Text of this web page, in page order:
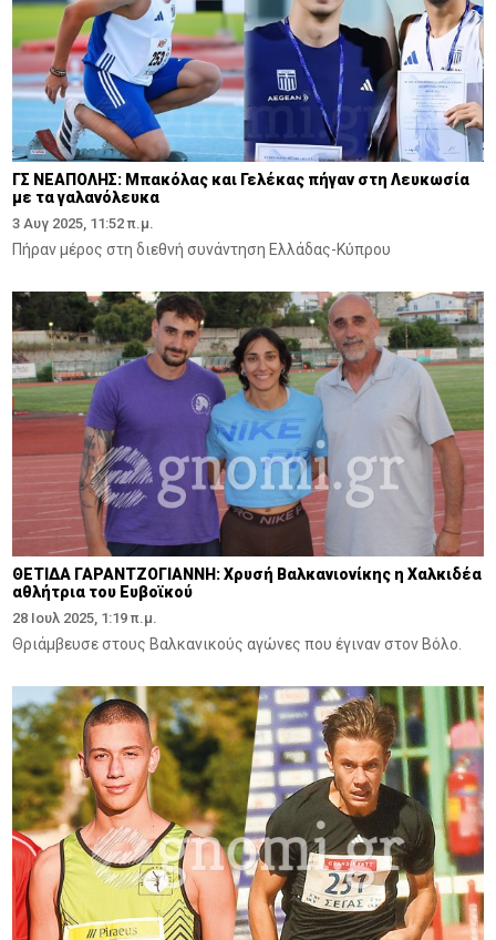
ΓΣ ΝΕΑΠΟΛΗΣ: Μπακόλας και Γελέκας πήγαν στη Λευκωσία
με τα γαλανόλευκα
3 Αυγ 2025, 11:52 π.μ.
Πήραν μέρος στη διεθνή συνάντηση Ελλάδας-Κύπρου
ΘΕΤΙΔΑ ΓΑΡΑΝΤΖΟΓΙΑΝΝΗ: Χρυσή Βαλκανιονίκης η Χαλκιδέα
αθλήτρια του Ευβοϊκού
28 Ιουλ 2025, 1:19 π.μ.
Θριάμβευσε στους Βαλκανικούς αγώνες που έγιναν στον Βόλο.